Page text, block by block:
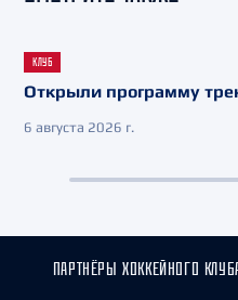
КЛУБ
Открыли программу
6 августа 2026 г.
ПАРТНЁРЫ ХОККЕЙНОГО